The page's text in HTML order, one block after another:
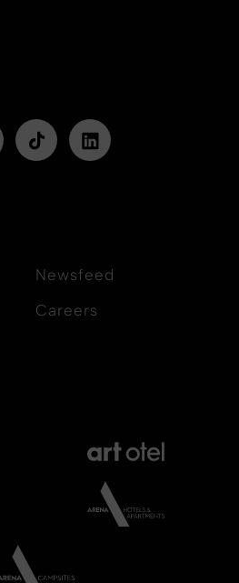
Newsfeed
Careers